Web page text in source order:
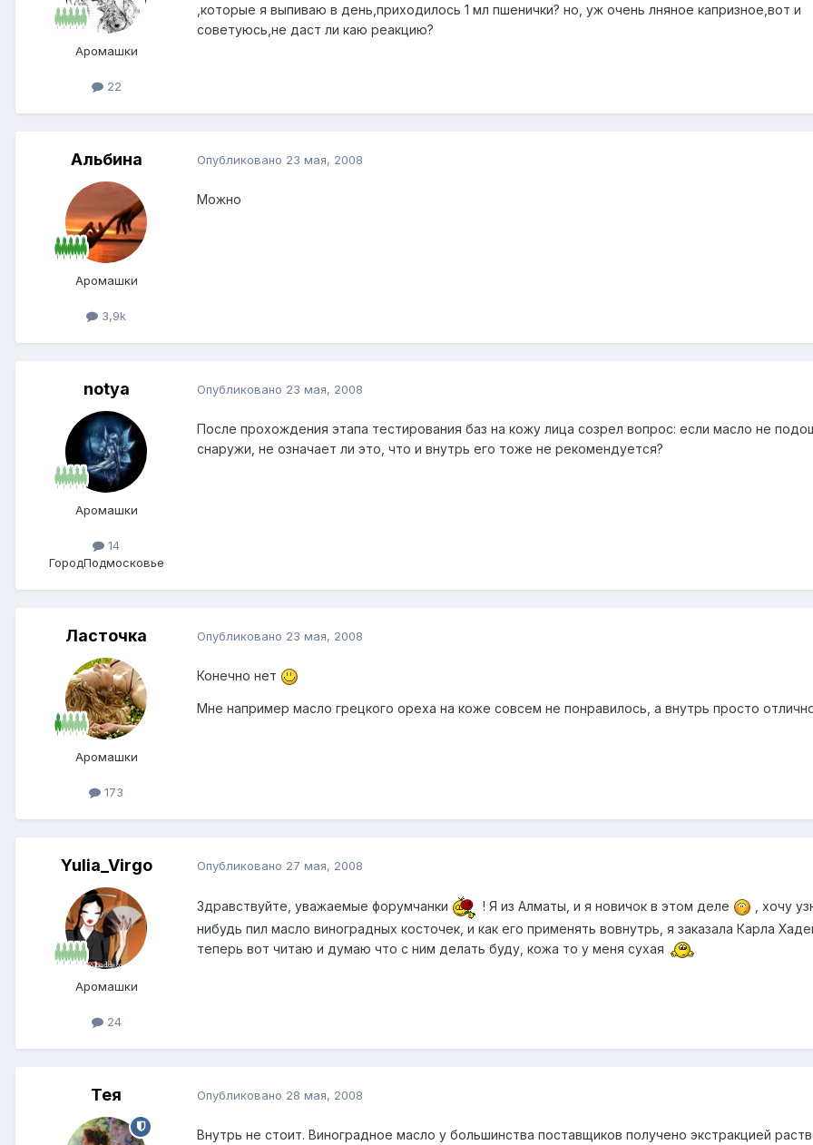
Аромашки
22
,которые я выпиваю в день,приходилось 1 мл пшенички? но, уж очень лняное капризное,вот и
советуюсь,не даст ли каю реакцию?
Альбина
Аромашки
3,9k
Опубликовано 23 мая, 2008
Можно
notya
Аромашки
14
ГородПодмосковье
Опубликовано 23 мая, 2008
После прохождения этапа тестирования баз на кожу лица созрел вопрос: если масло не
снаружи, не означает ли это, что и внутрь его тоже не рекомендуется?
Ласточка
Аромашки
173
Опубликовано 23 мая, 2008
Конечно нет
Мне например масло грецкого ореха на коже совсем не понравилось, а внутрь просто
Yulia_Virgo
Аромашки
24
Опубликовано 27 мая, 2008
Здравствуйте, уважаемые форумчанки ! Я из Алматы, и я новичок в этом деле
, хочу
нибудь пил масло виноградных косточек, и как его применять вовнутрь, я заказала Карла
теперь вот читаю и думаю что с ним делать буду, кожа то у меня сухая
Тея Опубликовано 28 мая, 2008
Внутрь не стоит. Виноградное масло у большинства поставщиков получено экстракцией